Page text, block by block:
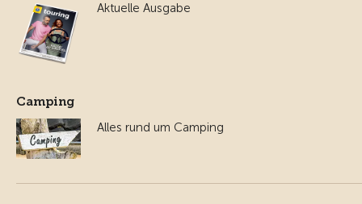
Aktuelle Ausgabe
Camping
Alles rund um Camping